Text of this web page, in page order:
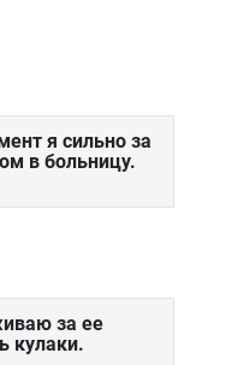
я сильно за
в больницу.
за ее
кулаки.